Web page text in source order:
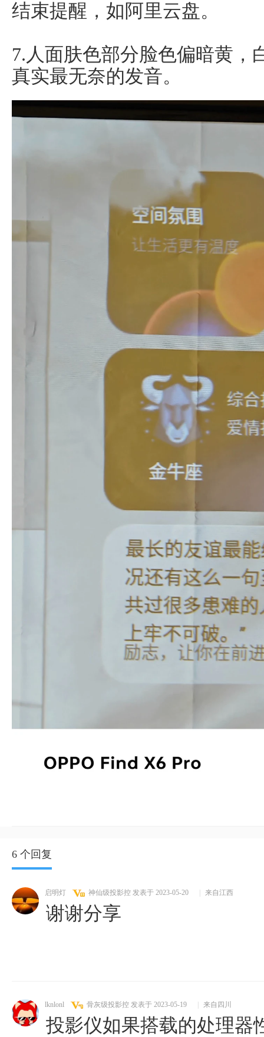
结束提醒，如阿里云盘。
7.人面肤色部分脸色偏暗黄，
真实最无奈的发音。
6 个回复
启明灯 神仙级投影控 发表于 2023-05-20 来自江西
谢谢分享
lknlonl 骨灰级投影控 发表于 2023-05-19 来自四川
投影仪如果搭载的处理器